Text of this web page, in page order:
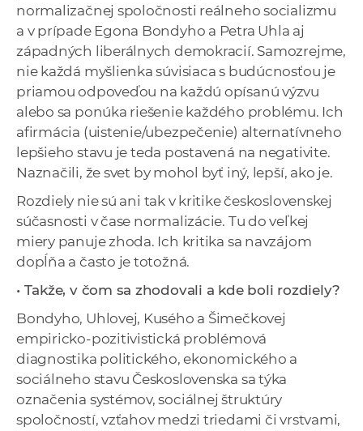
normalizačnej spoločnosti reálneho socializmu
a v prípade Egona Bondyho a Petra Uhla aj
západných liberálnych demokracií. Samozrejme,
nie každá myšlienka súvisiaca s budúcnosťou je
priamou odpoveďou na každú opísanú výzvu
alebo sa ponúka riešenie každého problému. Ich
afirmácia (uistenie/ubezpečenie) alternatívneho
lepšieho stavu je teda postavená na negativite.
Naznačili, že svet by mohol byť iný, lepší, ako je.
Rozdiely nie sú ani tak v kritike československej
súčasnosti v čase normalizácie. Tu do veľkej
miery panuje zhoda. Ich kritika sa navzájom
dopĺňa a často je totožná.
• Takže, v čom sa zhodovali a kde boli rozdiely?
Bondyho, Uhlovej, Kusého a Šimečkovej
empiricko-pozitivistická problémová
diagnostika politického, ekonomického a
sociálneho stavu Československa sa týka
označenia systémov, sociálnej štruktúry
spoločností, vzťahov medzi triedami či vrstvami,